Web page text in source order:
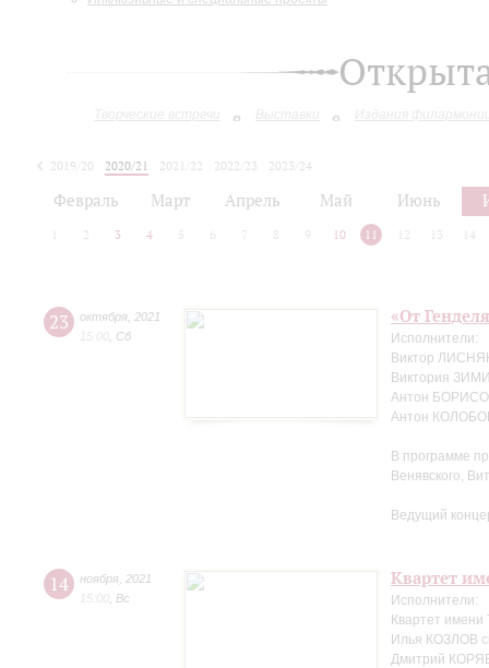
Творческие встречи Выставки Издания
2019/20 2020/21 2021/22 2022/23
2023/24
Февраль Март Апрель Май Июнь
2 3 4 5 6 7 8 9 10 11 12 13 14
23 октября 2021
15:00 Сб
«От
Исполнители:
Виктор
Виктория
Антон
Антон
В программе
Венявского,
Ведущий
14 ноября 2021
15:00 Вс
Квартет
Исполнители:
Квартет
Илья КОЗЛОВ
Дмитрий